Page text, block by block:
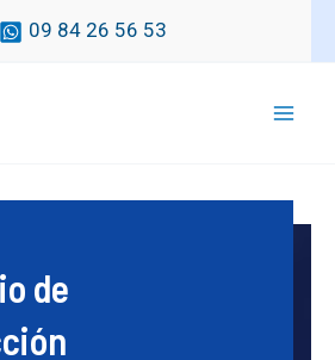
09 84 26 56 53
de